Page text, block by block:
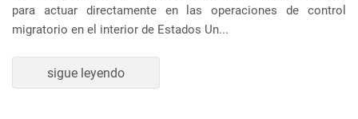
CULTURA Y SOCIEDAD